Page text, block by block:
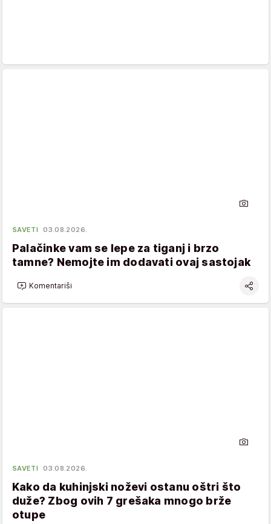
SAVETI 03.08.2026.
Palačinke vam se lepe za tiganj i brzo
tamne? Nemojte im dodavati ovaj sastojak
Komentariši
SAVETI 03.08.2026.
Kako da kuhinjski noževi ostanu oštri što
duže? Zbog ovih 7 grešaka mnogo brže
otupe